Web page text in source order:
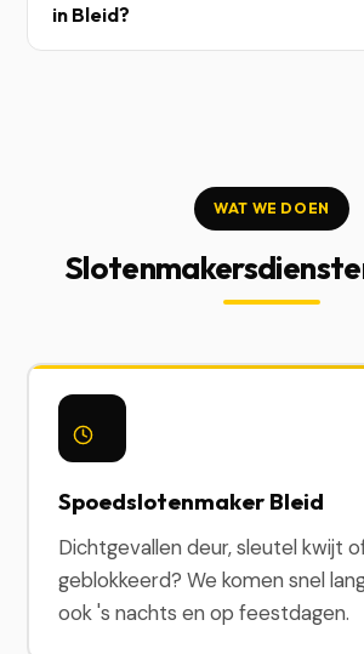
in Bleid?
WAT WE DOEN
Spoedslotenmaker Bleid
Dichtgevallen deur, sleutel kwijt
geblokkeerd? We komen snel
ook 's nachts en op feestdagen.